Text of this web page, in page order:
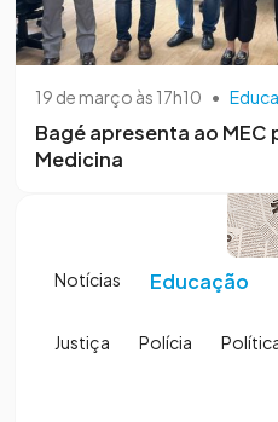
19 de março às 17h10 •
Bagé apresenta ao
Medicina
Notícias Educação
Justiça Polícia